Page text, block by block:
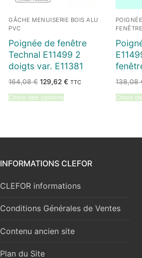
GÂCHE MENUISERIE BOIS ALU
PVC
Poignée de fenêtre
Technal E11499 2
doigts var. E11381
164,08€ Le
initial
était :
129,62 €Le
TTC
Choix des options
138,08
Choix
INFORMATIONS CLEFOR
CLEFOR informations
Conditions Générales de Ventes
Contenu ancien site
Plan du Site